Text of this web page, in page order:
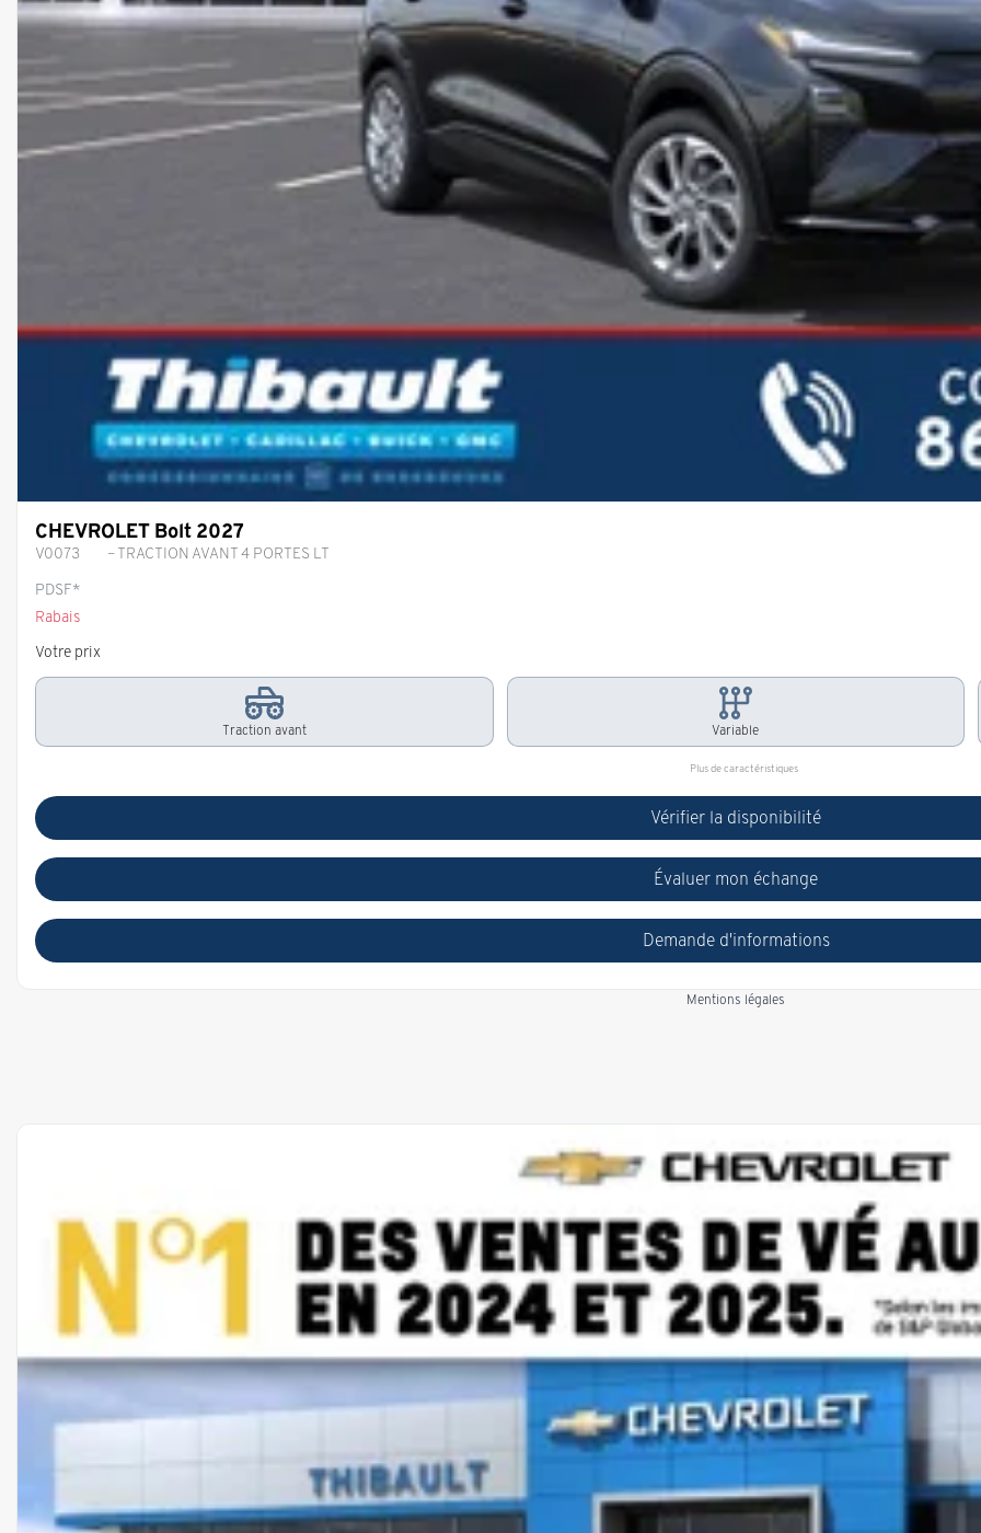
CHEVROLET Bolt 2027
V0073
– TRACTION AVANT 4 PORTES LT
PDSF*
Rabais
Votre prix
Traction avant Variable
Plus de caractéristiques
Vérifier la disponibilité
Évaluer mon échange
Demande d'informations
Mentions légales